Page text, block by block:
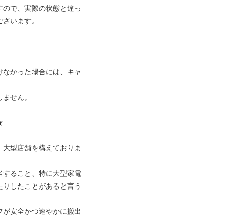
で、実際の状態と違っ
います。
なかった場合には、キャ
せん。
大型店舗を構えておりま
すること、特に大型家電
したことがあると言う
安全かつ速やかに搬出